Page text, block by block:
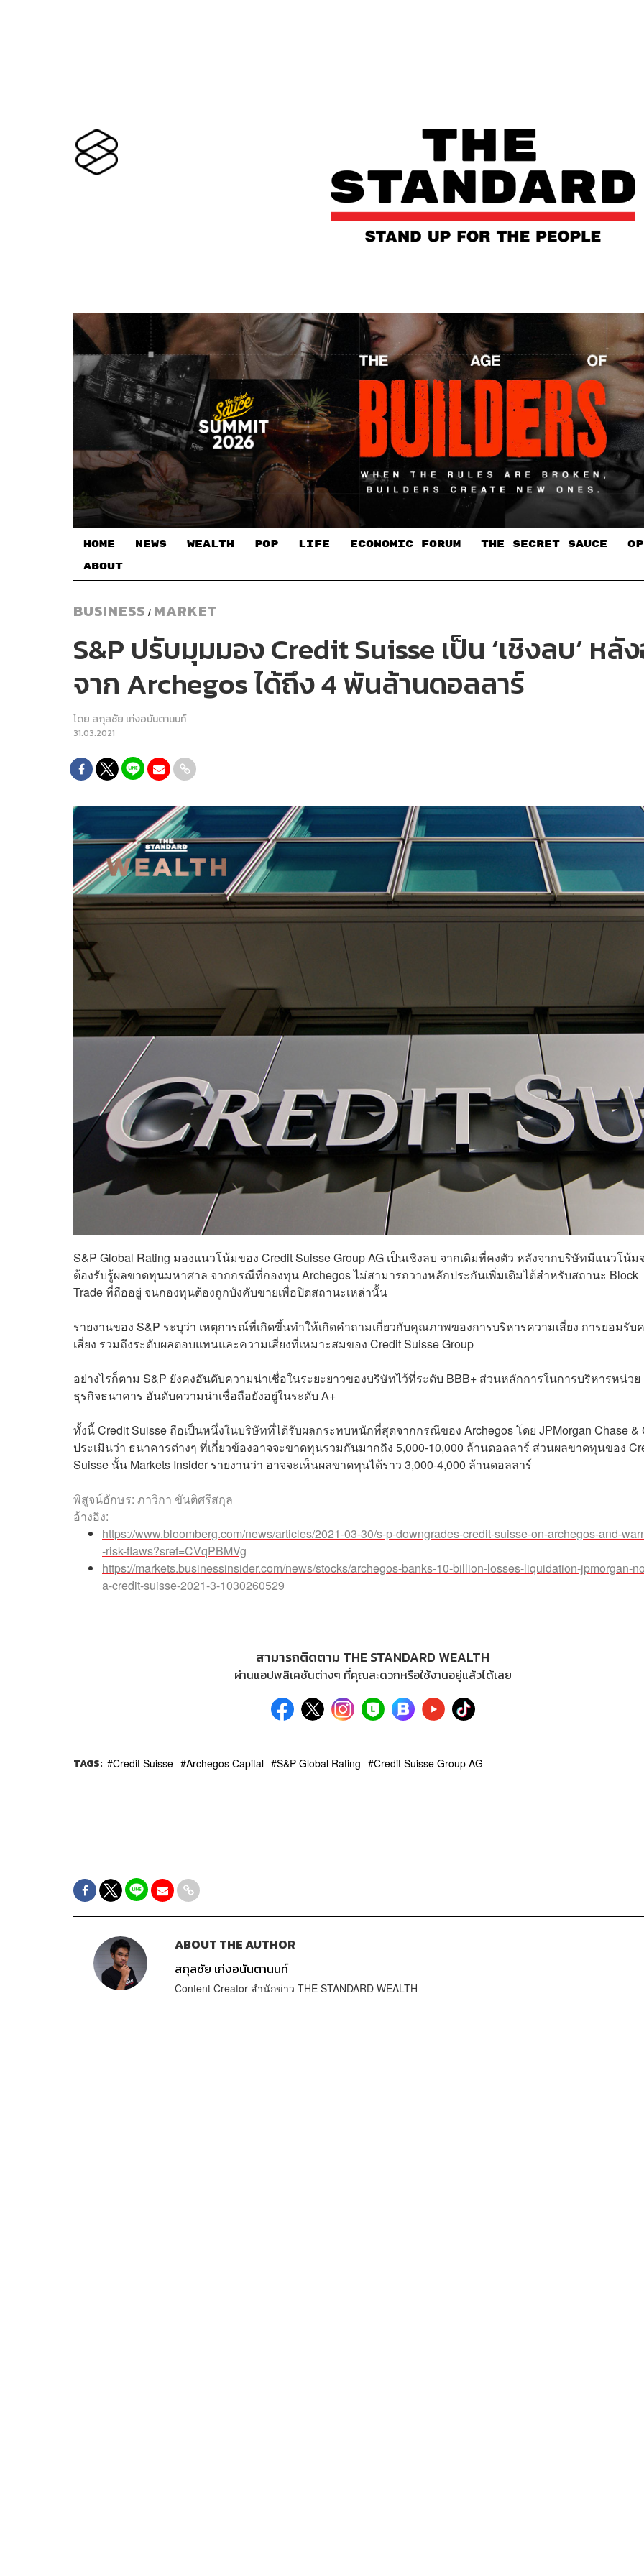
HOME NEWS WEALTH POP LIFE ECONOMIC FORUM THE SECRET SAUCE​
ABOUT
BUSINESS / MARKET
S&P ปรับมุมมอง Credit Suisse เป็น ‘เชิงลบ’ ห
จาก Archegos ได้ถึง 4 พันล้านดอลลาร์
โดย สกุลชัย เก่งอนันตานนท์
31.03.2021
S&P Global Rating มองแนวโน้มของ Credit Suisse Group AG เป็นเชิงลบ จากเดิมที่คงตัว หลังจากบริษัทมีแนวโน้ม
ต้องรับรู้ผลขาดทุนมหาศาล จากกรณีที่กองทุน Archegos ไม่สามารถวางหลักประกันเพิ่มเติมได้สำหรับสถานะ Block
Trade ที่ถืออยู่ จนกองทุนต้องถูกบังคับขายเพื่อปิดสถานะเหล่านั้น
รายงานของ S&P ระบุว่า เหตุการณ์ที่เกิดขึ้นทำให้เกิดคำถามเกี่ยวกับคุณภาพของการบริหารความเสี่ยง การยอมรับ
เสี่ยง รวมถึงระดับผลตอบแทนและความเสี่ยงที่เหมาะสมของ Credit Suisse Group
อย่างไรก็ตาม S&P ยังคงอันดับความน่าเชื่อในระยะยาวของบริษัทไว้ที่ระดับ BBB+ ส่วนหลักการในการบริหารหน่วย
ธุรกิจธนาคาร อันดับความน่าเชื่อถือยังอยู่ในระดับ A+
ทั้งนี้ Credit Suisse ถือเป็นหนึ่งในบริษัทที่ได้รับผลกระทบหนักที่สุดจากกรณีของ Archegos โดย JPMorgan Chase &
ประเมินว่า ธนาคารต่างๆ ที่เกี่ยวข้องอาจจะขาดทุนรวมกันมากถึง 5,000-10,000 ล้านดอลลาร์ ส่วนผลขาดทุนของ
Suisse นั้น Markets Insider รายงานว่า อาจจะเห็นผลขาดทุนได้ราว 3,000-4,000 ล้านดอลลาร์
พิสูจน์อักษร: ภาวิกา ขันติศรีสกุล
อ้างอิง:
https://www.bloomberg.com/news/articles/2021-03-30/s-p-downgrades-credit-suisse-on-archegos-and-
-risk-flaws?sref=CVqPBMVg
https://markets.businessinsider.com/news/stocks/archegos-banks-10-billion-losses-liquidation-jpmorgan-
a-credit-suisse-2021-3-1030260529
สามารถติดตาม THE STANDARD WEALTH
ผ่านแอปพลิเคชันต่างๆ ที่คุณสะดวกหรือใช้งานอยู่แล้วได้เลย
TAGS: Credit Suisse Archegos Capital S&P Global Rating Credit Suisse Group AG
ABOUT THE AUTHOR
สกุลชัย เก่งอนันตานนท์
Content Creator สำนักข่าว THE STANDARD WEALTH